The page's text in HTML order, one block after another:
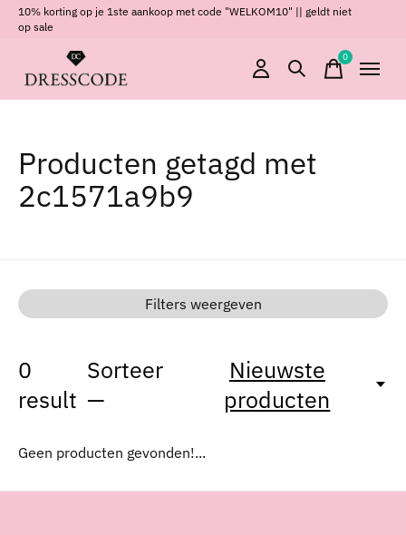
10% korting op je 1ste aankoop met code "WELKOM10" || geldt niet
op sale
0items
Producten getagd met
2c1571a9b9
Filters weergeven
0
result
Sorteer
—
Nieuwste
producten
Geen producten gevonden!...